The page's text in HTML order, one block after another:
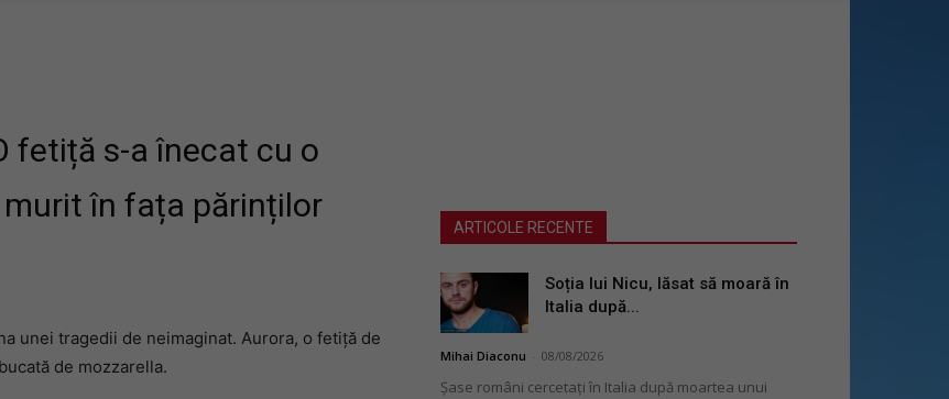
fetiță s-a înecat cu o
în fața părinților
unei tragedii de neimaginat. Aurora, o fetiță de
de mozzarella.
ARTICOLE RECENTE
Soția lui Nicu, lăsat să moară în
Italia după...
Mihai Diaconu 08/08/2026
Șase români cercetați în Italia după moartea unui